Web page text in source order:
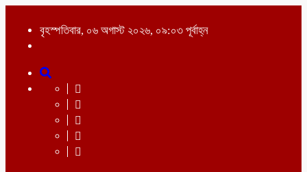
বৃহস্পতিবার, ০৬ অগাস্ট ২০২৬, ০৯:০৩ পূর্বাহ্ন